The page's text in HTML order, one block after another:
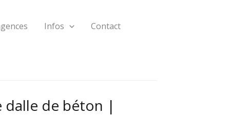
Infos Contact
dalle de béton |